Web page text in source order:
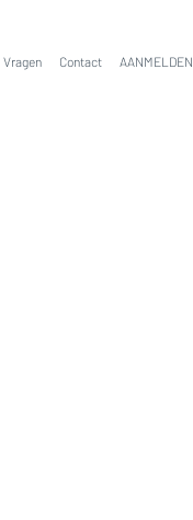
Vragen Contact AANMELDEN